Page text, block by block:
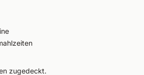
zugedeckt.